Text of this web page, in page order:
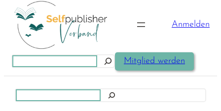
Anmelden
Mitglied werden